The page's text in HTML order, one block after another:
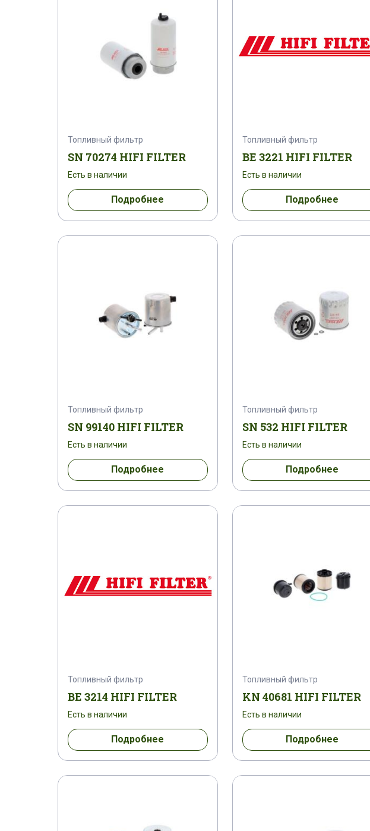
Топливный фильтр
SN 70274 HIFI FILTER
Есть в наличии
Подробнее
Топливный фильтр
BE 3221 HIFI FILTER
Есть в наличии
Подробнее
Топливный фильтр
SN 99140 HIFI FILTER
Есть в наличии
Подробнее
Топливный фильтр
SN 532 HIFI FILTER
Есть в наличии
Подробнее
Топливный фильтр
BE 3214 HIFI FILTER
Есть в наличии
Подробнее
Топливный фильтр
KN 40681 HIFI FILTER
Есть в наличии
Подробнее